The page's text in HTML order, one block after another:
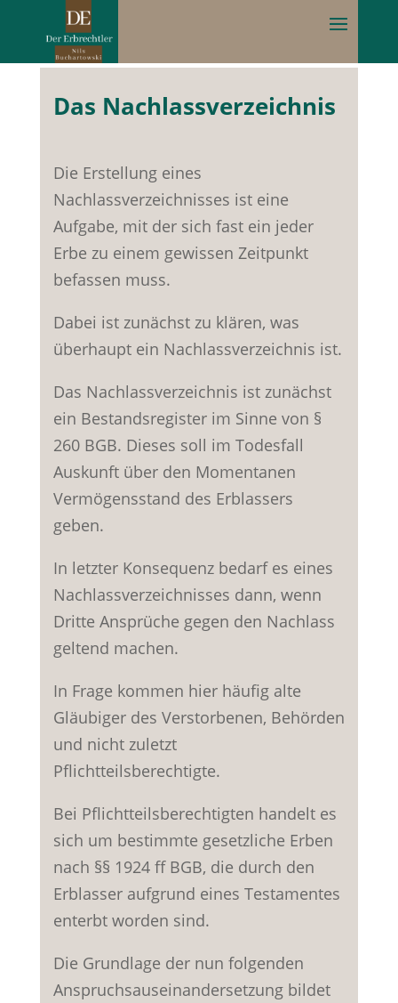
Das Nachlassverzeichnis
Die Erstellung eines
Nachlassverzeichnisses ist eine
Aufgabe, mit der sich fast ein jeder
Erbe zu einem gewissen Zeitpunkt
befassen muss.
Dabei ist zunächst zu klären, was
überhaupt ein Nachlassverzeichnis ist.
Das Nachlassverzeichnis ist zunächst
ein Bestandsregister im Sinne von §
260 BGB. Dieses soll im Todesfall
Auskunft über den Momentanen
Vermögensstand des Erblassers
geben.
In letzter Konsequenz bedarf es eines
Nachlassverzeichnisses dann, wenn
Dritte Ansprüche gegen den Nachlass
geltend machen.
In Frage kommen hier häufig alte
Gläubiger des Verstorbenen, Behörden
und nicht zuletzt
Pflichtteilsberechtigte.
Bei Pflichtteilsberechtigten handelt es
sich um bestimmte gesetzliche Erben
nach §§ 1924 ff BGB, die durch den
Erblasser aufgrund eines Testamentes
enterbt worden sind.
Die Grundlage der nun folgenden
Anspruchsauseinandersetzung bildet